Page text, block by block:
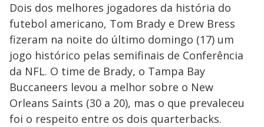
Dois dos melhores jogadores da história do
futebol americano, Tom Brady e Drew Bress
fizeram na noite do último domingo (17) um
jogo histórico pelas semifinais de Conferência
da NFL. O time de Brady, o Tampa Bay
Buccaneers levou a melhor sobre o New
Orleans Saints (30 a 20), mas o que prevaleceu
foi o respeito entre os dois quarterbacks.